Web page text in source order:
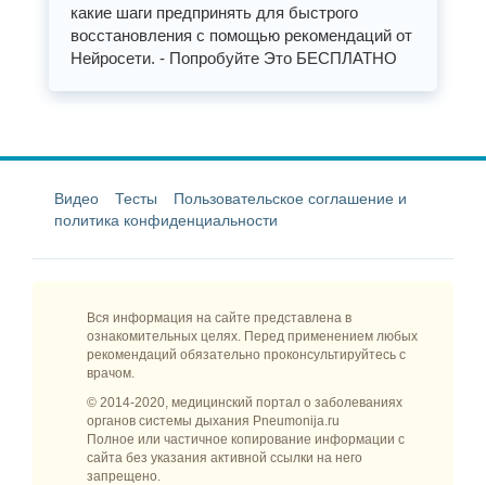
какие шаги предпринять для быстрого
восстановления с помощью рекомендаций от
Нейросети. - Попробуйте Это БЕСПЛАТНО
Видео Тесты
Пользовательское соглашение и
политика конфиденциальности
Вся информация на сайте представлена в
ознакомительных целях. Перед применением любых
рекомендаций обязательно проконсультируйтесь с
врачом.
© 2014-2020, медицинский портал о заболеваниях
органов системы дыхания Pneumonija.ru
Полное или частичное копирование информации с
сайта без указания активной ссылки на него
запрещено.